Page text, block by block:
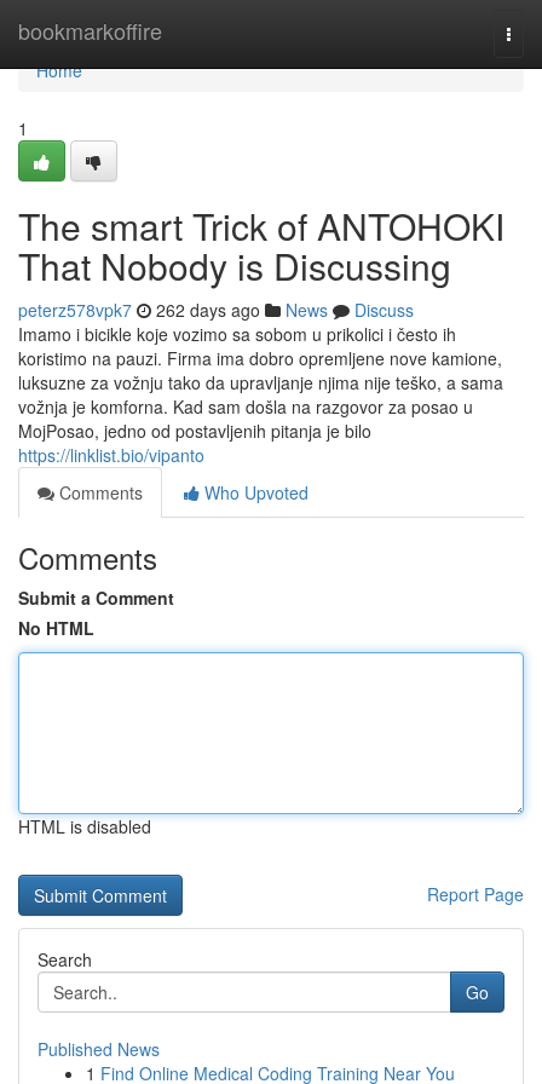
bookmarkoffire
Home
Home
1
The smart Trick of ANTOHOKI
That Nobody is Discussing
peterz578vpk7 262 days ago News
Discuss
Imamo i bicikle koje vozimo sa sobom u prikolici i često ih
koristimo na pauzi. Firma ima dobro opremljene nove kamione,
luksuzne za vožnju tako da upravljanje njima nije teško, a sama
vožnja je komforna. Kad sam došla na razgovor za posao u
MojPosao, jedno od postavljenih pitanja je bilo
https://linklist.bio/vipanto
Comments
Who Upvoted
Comments
Submit a Comment
No HTML
HTML is disabled
Report Page
Search
Go
Published News
1 Find Online Medical Coding Training Near You